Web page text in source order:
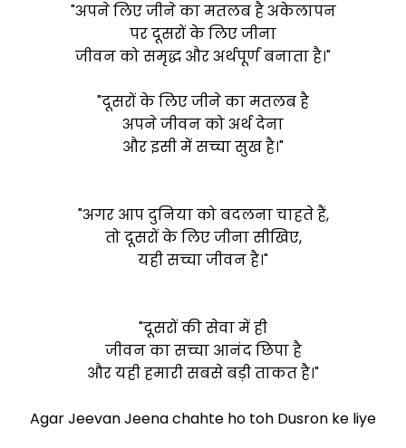
"अपने लिए जीने का मतलब है अकेलापन
पर दूसरों के लिए जीना
जीवन को समृद्ध और अर्थपूर्ण बनाता है।"
"दूसरों के लिए जीने का मतलब है
अपने जीवन को अर्थ देना
और इसी में सच्चा सुख है।"
"अगर आप दुनिया को बदलना चाहते हैं,
तो दूसरों के लिए जीना सीखिए,
यही सच्चा जीवन है।"
"दूसरों की सेवा में ही
जीवन का सच्चा आनंद छिपा है
और यही हमारी सबसे बड़ी ताकत है।"
Agar Jeevan Jeena chahte ho toh Dusron ke liye